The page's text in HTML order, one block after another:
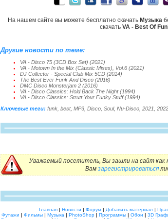
На нашем сайте вы можете бесплатно скачать Музыка
скачать VA - Best Of
Другие новости по теме:
VA - Disco 75 (3CD Box Set) (2021)
VA - Motown In the Mix (Classic Mixes), Vol.6 (2021)
DJ Collector - Special Club Mix 5CD (2014)
The Best Ever Funk And Disco (2016)
DMC Disco Monsterjam 2 (2016)
VA - Disco Classics: Hold Back The Night (1994)
VA - Disco Classics: Strutt Your Funky Stuff (1994)
Ключевые теги: funk best, MP3 Disco Soul, Nu-Disco 2021 2022
Уважаемый посетитель, Вы зашли на сайт как
Вам зарегистрироваться
Главная| Новости | Форум| Добавить материал|
Футажи | Фильмы | Музыка | PhotoShop | Программы | Обои | 3D